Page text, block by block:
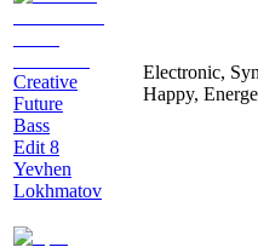
Creative
Future
Bass
Edit 8
Yevhen
Lokhmatov
Electronic,
Happy,